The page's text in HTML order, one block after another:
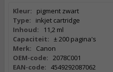
Kleur:
pigment zwart
Type:
inkjet cartridge
Inhoud:
11,2 ml
Capaciteit: ± 200 pagina's
Merk:
Canon
OEM-code: 2078C001
EAN-code: 4549292087062